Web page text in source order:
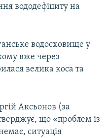
вододефіциту на
водосховище у
вже через
велика коса та
Аксьонов (за
що «проблем із
ситуація